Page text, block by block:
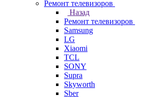
Ремонт телевизоров
Назад
Ремонт телевизоров
Samsung
LG
Xiaomi
TCL
SONY
Supra
Skyworth
Sber